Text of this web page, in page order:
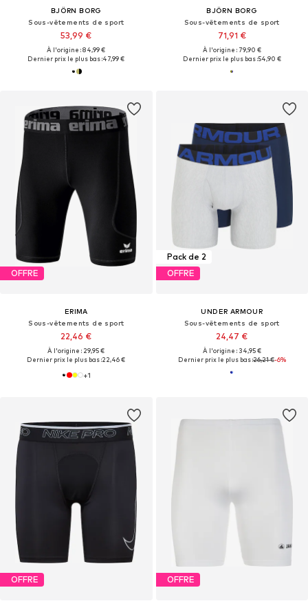
BJÖRN BORG
Sous-vêtements de sport
53,99 €
À l'origine : 84,99 €
Dernier prix le plus bas :47,99 €
BJÖRN BORG
Sous-vêtements de sport
71,91 €
À l'origine : 79,90 €
Dernier prix le plus bas :54,90 €
OFFRE
ERIMA
Sous-vêtements de sport
22,46 €
À l'origine : 29,95 €
Dernier prix le plus bas :22,46 €
+1
Pack de 2
OFFRE
UNDER ARMOUR
Sous-vêtements de sport
24,47 €
À l'origine : 34,95 €
Dernier prix le plus bas :26,21 €-6%
OFFRE OFFRE